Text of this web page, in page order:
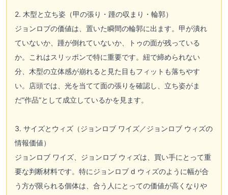
2. 木型と立ち姿（甲の張り・踵の収まり・輪郭）
ジョンロブの価値は、置いた瞬間の輪郭に出ます。甲が潰れ
ていないか、踵が倒れていないか、トゥの面が残っている
か。これはスリッポンで特に重要です。紐で締められない
分、木型の立体感が崩れると見た目もフィットも落ちやす
い。店頭では、光を当てて面の張りを確認し、立ち姿がま
だ“作品”として成立しているかを見ます。
3. サイズとウィズ（ジョンロブ ワイズ／ジョンロブ ウィズの
情報価値）
ジョンロブ ワイズ、ジョンロブ ウィズは、買い手にとって重
要な判断材料です。特にジョンロブ d ウィズのように幅が合
う方が限られる個体は、合う人にとっての価値が高くなりや